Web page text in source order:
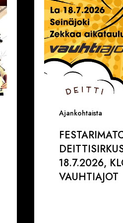
Ajankohtaista
16.30-
17.30
VAUHTIAJOT
18.7.2026,
VAUHTIAJOT